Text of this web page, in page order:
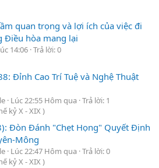
quan trọng và lợi ích của việc đi
Điều hòa mang lại
14:06 Trả lời: 0
Đỉnh Cao Trí Tuệ và Nghệ Thuật
Lúc 22:55 Hôm qua Trả lời: 1
kỷ X - XIX )
Đòn Đánh "Chẹt Họng" Quyết Định
Mông
Lúc 22:47 Hôm qua Trả lời: 0
kỷ X - XIX )